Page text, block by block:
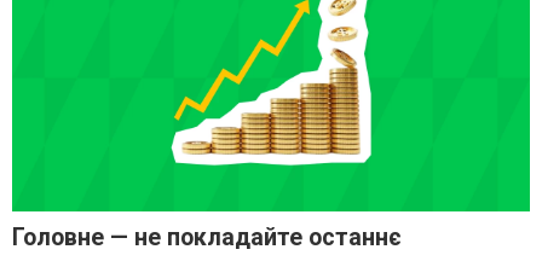
Головне — не покладайте останнє